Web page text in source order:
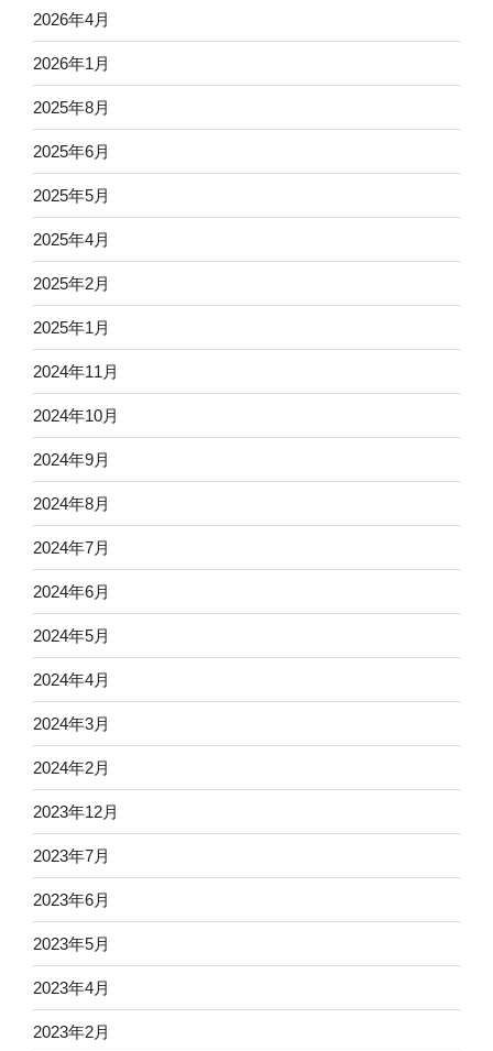
2026年4月
2026年1月
2025年8月
2025年6月
2025年5月
2025年4月
2025年2月
2025年1月
2024年11月
2024年10月
2024年9月
2024年8月
2024年7月
2024年6月
2024年5月
2024年4月
2024年3月
2024年2月
2023年12月
2023年7月
2023年6月
2023年5月
2023年4月
2023年2月